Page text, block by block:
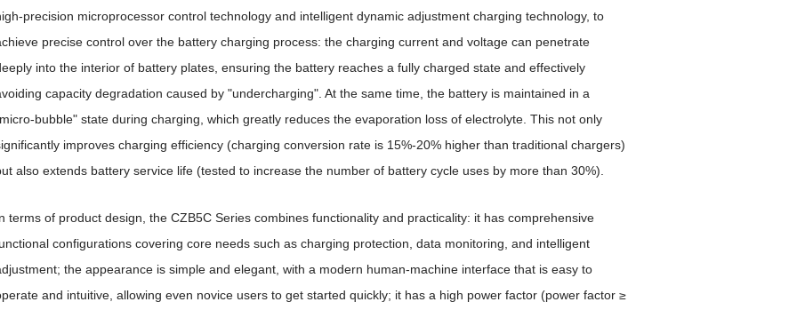
precision microprocessor control technology and intelligent dynamic adjustment charging technology, to
precise control over the battery charging process: the charging current and voltage can penetrate
into the interior of battery plates, ensuring the battery reaches a fully charged state and effectively
capacity degradation caused by "undercharging". At the same time, the battery is maintained in a
bubble" state during charging, which greatly reduces the evaporation loss of electrolyte. This not only
improves charging efficiency (charging conversion rate is 15%-20% higher than traditional chargers)
also extends battery service life (tested to increase the number of battery cycle uses by more than 30%).
terms of product design, the CZB5C Series combines functionality and practicality: it has comprehensive
configurations covering core needs such as charging protection, data monitoring, and intelligent
the appearance is simple and elegant, with a modern human-machine interface that is easy to
and intuitive, allowing even novice users to get started quickly; it has a high power factor (power factor ≥